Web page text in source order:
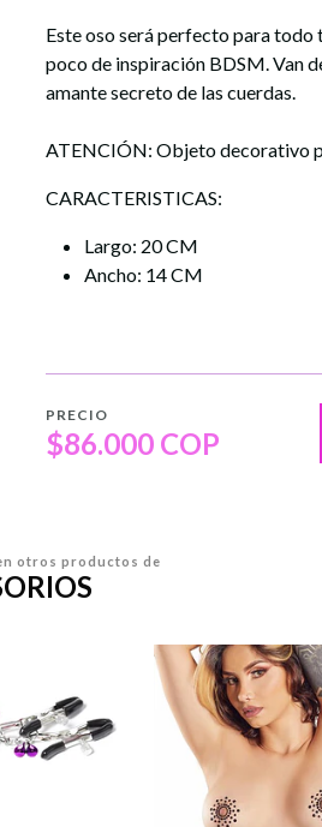
Este oso será perfecto para todo
poco de inspiración BDSM. Van
amante secreto de las cuerdas.
ATENCIÓN: Objeto decorativo
CARACTERISTICAS:
Largo: 20 CM
Ancho: 14 CM
PRECIO
$86.000 COP
otros productos de